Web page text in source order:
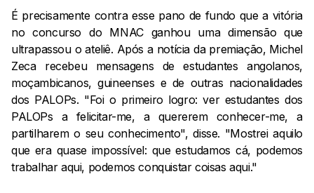
É precisamente contra esse pano de fundo que a vitória
no concurso do MNAC ganhou uma dimensão que
ultrapassou o ateliê. Após a notícia da premiação, Michel
Zeca recebeu mensagens de estudantes angolanos,
moçambicanos, guineenses e de outras nacionalidades
dos PALOPs. "Foi o primeiro logro: ver estudantes dos
PALOPs a felicitar-me, a quererem conhecer-me, a
partilharem o seu conhecimento", disse. "Mostrei aquilo
que era quase impossível: que estudamos cá, podemos
trabalhar aqui, podemos conquistar coisas aqui."